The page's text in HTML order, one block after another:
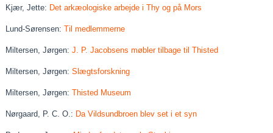
Kjær, Jette: Det arkæologiske arbejde i Thy og på Mors
Lund-Sørensen:Til medlemmerne
Miltersen, Jørgen:J. P. Jacobsens møbler tilbage til Thisted
Miltersen, Jørgen:Slægtsforskning
Miltersen, Jørgen:Thisted Museum
Nørgaard, P. C. O.: Da Vildsundbroen blev set i et syn